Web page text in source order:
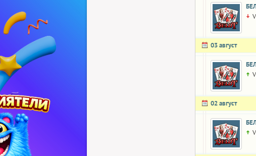
03 август
02 август